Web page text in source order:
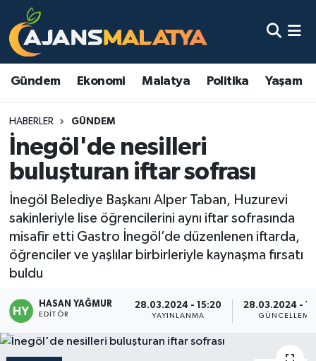
Gündem Ekonomi Malatya Politika Yaşam
HABERLER GÜNDEM
İnegöl'de nesilleri
buluşturan iftar sofrası
İnegöl Belediye Başkanı Alper Taban, Huzurevi
sakinleriyle lise öğrencilerini aynı iftar sofrasında
misafir etti Gastro İnegöl’de düzenlenen iftarda,
öğrenciler ve yaşlılar birbirleriyle kaynaşma fırsatı
buldu
HASAN YAĞMUR
EDITÖR
28.03.2024 - 15:20
YAYINLANMA
28.03.2024 -
GÜNCELLEME
Asayiş
Eğitim
Ekonomi
Gündem
Kadın
Kültür & Sanat
Magazin
Politika
Malatya Nöbetçi Eczaneler
Malatya Namaz Vakitleri
Malatya Trafik Yoğunluk Haritası
TFF 3.Lig 2.Grup Puan Durumu ve Fikstür
Tüm Manşetler
Son Dakika Haberleri
Haber Arşivi